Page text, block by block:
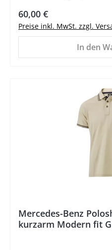
Regulärer Preis:
60,00 €
Preise inkl. MwSt. zzgl.
In den
Mercedes-Benz
kurzarm Modern fit